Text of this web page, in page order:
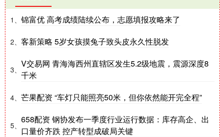
1、 锦富优 高考成绩陆续公布，志愿填报攻略来了
2、 客新策略 5岁女孩摸兔子致头皮永久性脱发
3、
V交易网 青海海西州直辖区发生5.2级地震，震源深度8
千米
4、 芒果配资 “车灯只能照亮50米，但你依然能开完全程”
5、
658配资 钢协发布一季度行业运行数据：库存高企、出
口量价齐跌 控产转型成破局关键